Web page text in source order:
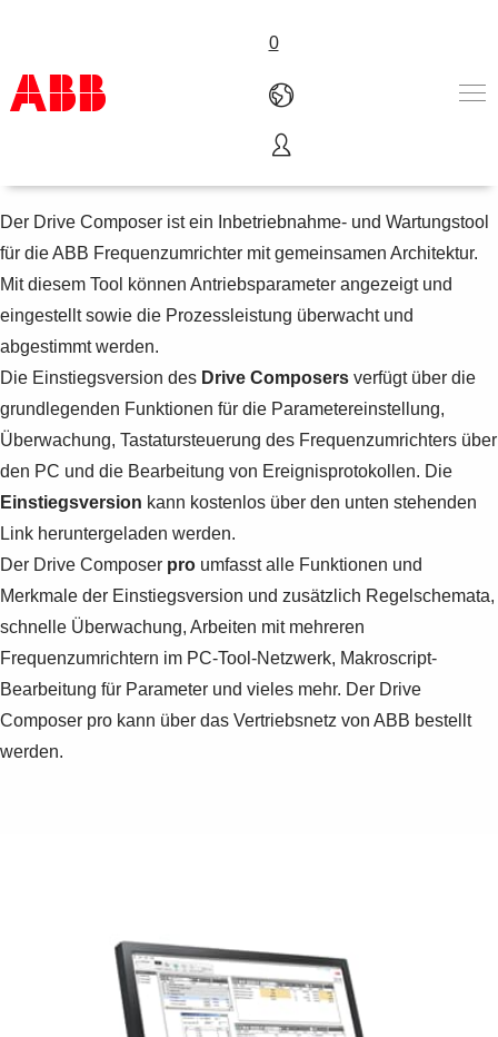
0
Produkte und Leistungen
Über uns
Vertriebspartner finden
Kontakt
Karriere
Drive Composer
Der Drive Composer ist ein Inbetriebnahme- und Wartungstool
für die ABB Frequenzumrichter mit gemeinsamen Architektur.
Mit diesem Tool können Antriebsparameter angezeigt und
eingestellt sowie die Prozessleistung überwacht und
abgestimmt werden.
Die Einstiegsversion des Drive Composers verfügt über die
grundlegenden Funktionen für die Parametereinstellung,
Überwachung, Tastatursteuerung des Frequenzumrichters über
den PC und die Bearbeitung von Ereignisprotokollen. Die
Einstiegsversion kann kostenlos über den unten stehenden
Link heruntergeladen werden.
Der Drive Composer pro umfasst alle Funktionen und
Merkmale der Einstiegsversion und zusätzlich Regelschemata,
schnelle Überwachung, Arbeiten mit mehreren
Frequenzumrichtern im PC-Tool-Netzwerk, Makroscript-
Bearbeitung für Parameter und vieles mehr. Der Drive
Composer pro kann über das Vertriebsnetz von ABB bestellt
werden.